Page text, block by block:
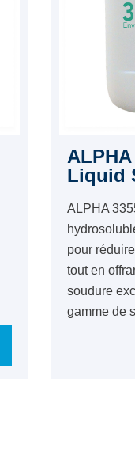
ALPHA
Liquid
ALPHA
pour
tout en
soudure
gamme de